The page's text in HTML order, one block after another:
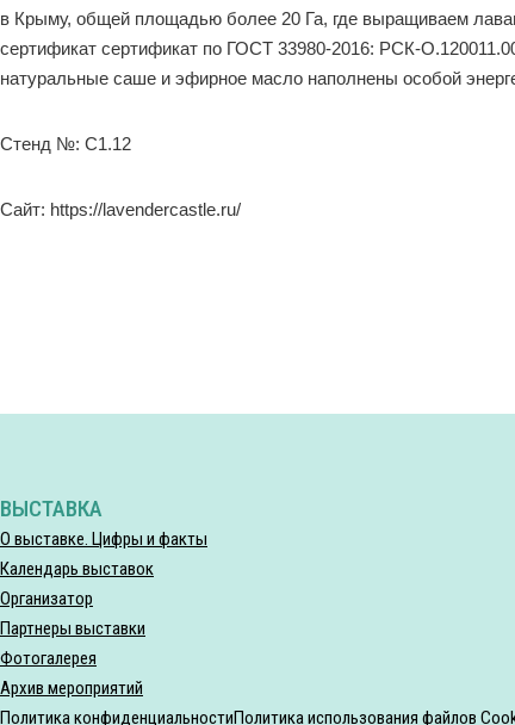
в Крыму, общей площадью более 20 Га, где выращиваем
сертификат сертификат по ГОСТ 33980-2016: РСК-
натуральные саше и эфирное масло наполнены особой
Стенд №: C1.12
Сайт: https://lavendercastle.ru/
ВЫСТАВКА
О выставке. Цифры и факты
Календарь выставок
Организатор
Партнеры выставки
Фотогалерея
Архив мероприятий
Политика конфиденциальностиПолитика использования файлов